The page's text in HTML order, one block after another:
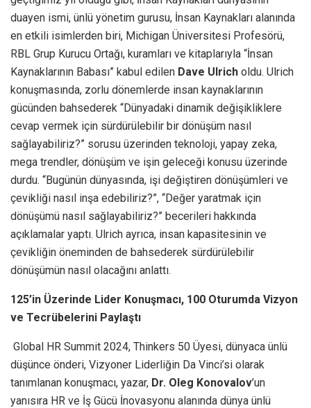
duayen ismi, ünlü yönetim gurusu, İnsan Kaynakları alanında
en etkili isimlerden biri, Michigan Üniversitesi Profesörü,
RBL Grup Kurucu Ortağı, kuramları ve kitaplarıyla “İnsan
Kaynaklarının Babası” kabul edilen Dave Ulrich oldu. Ulrich
konuşmasında, zorlu dönemlerde insan kaynaklarının
gücünden bahsederek “Dünyadaki dinamik değişikliklere
cevap vermek için sürdürülebilir bir dönüşüm nasıl
sağlayabiliriz?” sorusu üzerinden teknoloji, yapay zeka,
mega trendler, dönüşüm ve işin geleceği konusu üzerinde
durdu. “Bugünün dünyasında, işi değiştiren dönüşümleri ve
çevikliği nasıl inşa edebiliriz?”, “Değer yaratmak için
dönüşümü nasıl sağlayabiliriz?” becerileri hakkında
açıklamalar yaptı. Ulrich ayrıca, insan kapasitesinin ve
çevikliğin öneminden de bahsederek sürdürülebilir
dönüşümün nasıl olacağını anlattı.
125’in Üzerinde Lider Konuşmacı, 100 Oturumda Vizyon
ve Tecrübelerini Paylaştı
Global HR Summit 2024, Thinkers 50 Üyesi, dünyaca ünlü
düşünce önderi, Vizyoner Liderliğin Da Vinci’si olarak
tanımlanan konuşmacı, yazar, Dr. Oleg Konovalov’un
yanısıra HR ve İş Gücü İnovasyonu alanında dünya ünlü